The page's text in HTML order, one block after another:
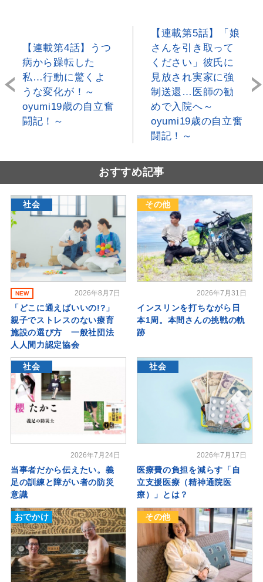
【連載第4話】うつ
病から躁転した
私…行動に驚くよ
うな変化が！～
oyumi19歳の自立奮
闘記！～
【連載第5話】「娘
さんを引き取って
ください」彼氏に
見放され実家に強
制送還…医師の勧
めで入院へ～
oyumi19歳の自立奮
闘記！～
おすすめ記事
社会
NEW 2026年8月7日
「どこに通えばいいの!?」
親子でストレスのない療育
施設の選び方 一般社団法
人人間力認定協会
その他
2026年7月31日
インスリンを打ちながら日
本1周。本間さんの挑戦の軌
跡
社会
2026年7月24日
当事者だから伝えたい。義
足の訓練と障がい者の防災
意識
社会
2026年7月17日
医療費の負担を減らす「自
立支援医療（精神通院医
療）」とは？
おでかけ その他